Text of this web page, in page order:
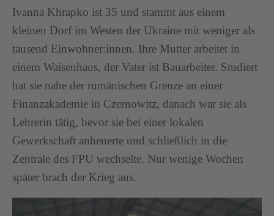
Ivanna Khrapko ist 35 und stammt aus einem
kleinen Dorf im Westen der Ukraine mit weniger als
tausend Einwohner:innen. Ihre Mutter arbeitet in
einem Waisenhaus, der Vater ist Bauarbeiter. Studiert
hat sie nahe der rumänischen Grenze an einer
Finanzakademie in Czernowitz, danach war sie als
Lehrerin tätig, bevor sie bei einer lokalen
Gewerkschaft anheuerte und schließlich in die
Zentrale des FPU wechselte. Nur wenige Wochen
später brach der Krieg aus.